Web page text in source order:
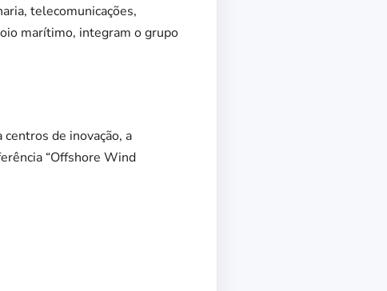
telecomunicações,
marítimo, integram o grupo
de inovação, a
“Offshore Wind